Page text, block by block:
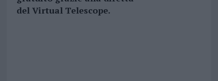
del Virtual Telescope.